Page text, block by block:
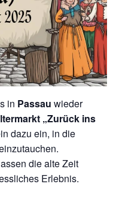
in Passau wieder
„Zurück ins
dazu ein, in die
die alte Zeit
Erlebnis.